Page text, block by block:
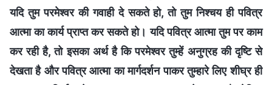
यदि तुम परमेश्वर की गवाही दे सकते हो, तो तुम निश्चय ही पवित्र
आत्मा का कार्य प्राप्त कर सकते हो। यदि पवित्र आत्मा तुम पर काम
कर रही है, तो इसका अर्थ है कि परमेश्वर तुम्हें अनुग्रह की दृष्टि से
देखता है और पवित्र आत्मा का मार्गदर्शन पाकर तुम्हारे लिए शीघ्र ही